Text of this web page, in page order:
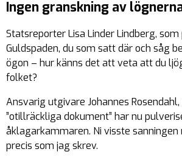
Ingen granskning av
Statsreporter Lisa Linder Lindberg,
Guldspaden, du som satt där och såg
ögon – hur känns det att veta att du
folket?
Ansvarig utgivare Johannes
”otillräckliga dokument” har nu
åklagarkammaren. Ni visste sanningen
precis som jag skrev.